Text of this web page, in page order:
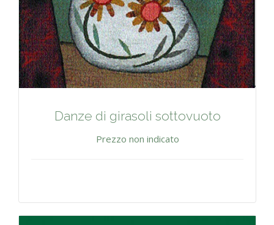
Danze di girasoli sottovuoto
Prezzo non indicato